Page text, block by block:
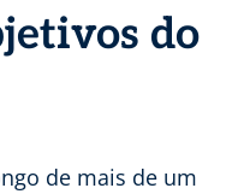
do
de mais de um